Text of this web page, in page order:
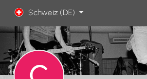
Schweiz (DE)